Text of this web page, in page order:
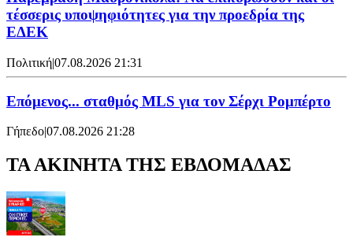
τέσσερις υποψηφιότητες για την προεδρία της
ΕΔΕΚ
Πολιτική|07.08.2026 21:31
Επόμενος... σταθμός MLS για τον Σέρχι Ρομπέρτο
Γήπεδο|07.08.2026 21:28
ΤΑ ΑΚΙΝΗΤΑ ΤΗΣ ΕΒΔΟΜΑΔΑΣ